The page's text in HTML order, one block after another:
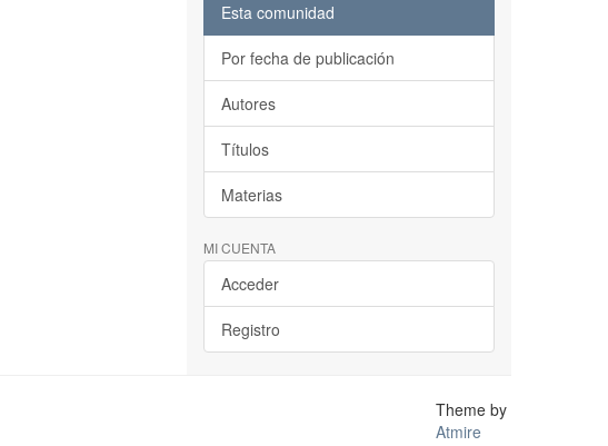
Esta comunidad
Por fecha de publicación
Autores
Títulos
Materias
MI CUENTA
Acceder
Registro
Theme by
Atmire